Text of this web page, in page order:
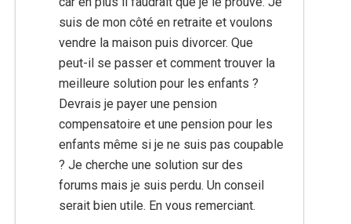
suis de mon côté en retraite et voulons
vendre la maison puis divorcer. Que
peut-il se passer et comment trouver la
meilleure solution pour les enfants ?
Devrais je payer une pension
compensatoire et une pension pour les
enfants même si je ne suis pas coupable
? Je cherche une solution sur des
forums mais je suis perdu. Un conseil
serait bien utile. En vous remerciant.